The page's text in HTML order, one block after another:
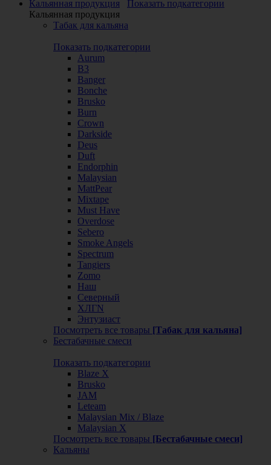
Кальянная продукция
Показать подкатегории
Кальянная продукция
Табак для кальяна
Показать подкатегории
Aurum
B3
Banger
Bonche
Brusko
Burn
Crown
Darkside
Deus
Duft
Endorphin
Malaysian
MattPear
Mixtape
Must Have
Overdose
Sebero
Smoke Angels
Spectrum
Tangiers
Zomo
Наш
Северный
ХЛГN
Энтузиаст
Посмотреть все товары [Табак для кальяна]
Бестабачные смеси
Показать подкатегории
Blaze X
Brusko
JAM
Leteam
Malaysian Mix / Blaze
Malaysian X
Посмотреть все товары [Бестабачные смеси]
Кальяны